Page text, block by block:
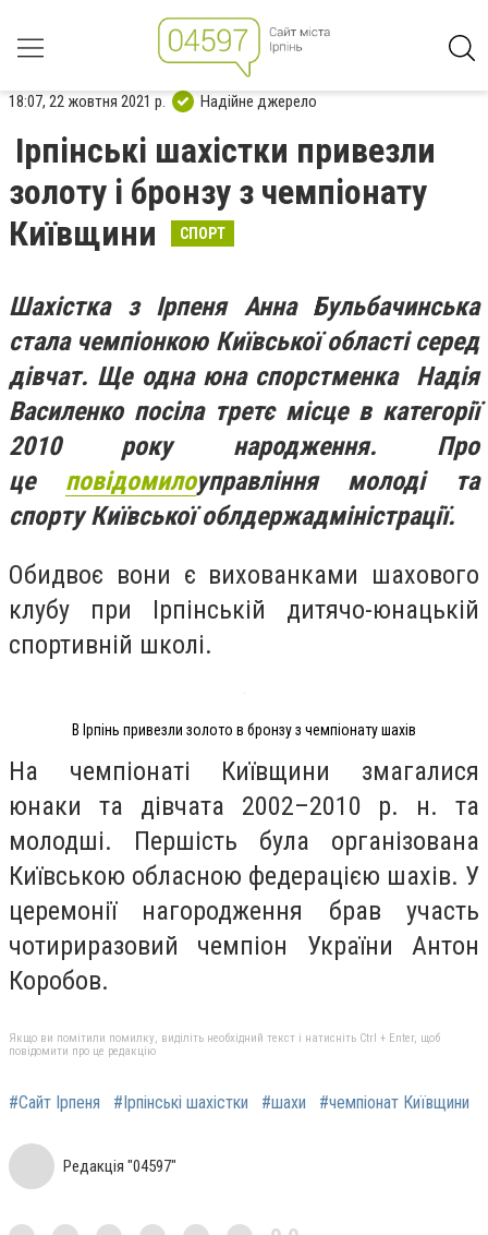
18:07, 22 жовтня 2021 р. Надійне джерело
Ірпінські шахістки привезли
золоту і бронзу з чемпіонату
Київщини
СПОРТ
Шахістка з Ірпеня Анна Бульбачинська
стала чемпіонкою Київської області серед
дівчат. Ще одна юна спорстменка Надія
Василенко посіла третє місце в категорії
2010 року народження. Про
це повідомилоуправління молоді та
спорту Київської облдержадміністрації.
Обидвоє вони є вихованками шахового
клубу при Ірпінській дитячо-юнацькій
спортивній школі.
В Ірпінь привезли золото в бронзу з чемпіонату шахів
На чемпіонаті Київщини змагалися
юнаки та дівчата 2002–2010 р. н. та
молодші. Першість була організована
Київською обласною федерацією шахів. У
церемонії нагородження брав участь
чотириразовий чемпіон України Антон
Коробов.
Якщо ви помітили помилку, виділіть необхідний текст і натисніть Ctrl + Enter, щоб
повідомити про це редакцію
#Сайт Ірпеня #Ірпінські шахістки #шахи #чемпіонат Київщини
Редакція "04597"